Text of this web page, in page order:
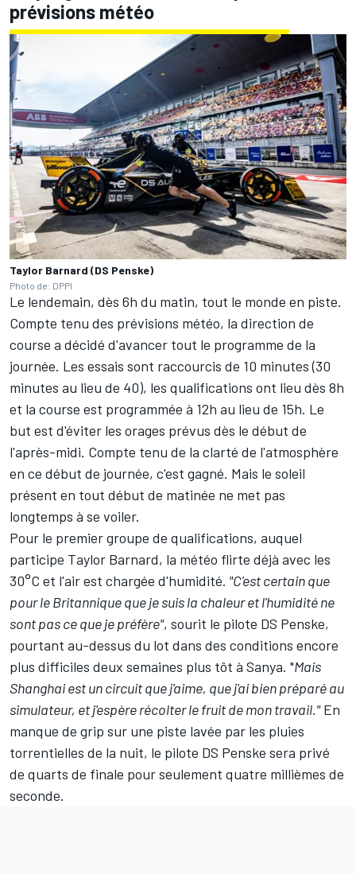
prévisions météo
Taylor Barnard (DS Penske)
Photo de: DPPI
Le lendemain, dès 6h du matin, tout le monde en piste.
Compte tenu des prévisions météo, la direction de
course a décidé d'avancer tout le programme de la
journée. Les essais sont raccourcis de 10 minutes (30
minutes au lieu de 40), les qualifications ont lieu dès 8h
et la course est programmée à 12h au lieu de 15h. Le
but est d'éviter les orages prévus dès le début de
l'après-midi. Compte tenu de la clarté de l'atmosphère
en ce début de journée, c'est gagné. Mais le soleil
présent en tout début de matinée ne met pas
longtemps à se voiler.
Pour le premier groupe de qualifications, auquel
participe Taylor Barnard, la météo flirte déjà avec les
30°C et l'air est chargée d'humidité. "C'est certain que
pour le Britannique que je suis la chaleur et l'humidité ne
sont pas ce que je préfère", sourit le pilote DS Penske,
pourtant au-dessus du lot dans des conditions encore
plus difficiles deux semaines plus tôt à Sanya. "Mais
Shanghai est un circuit que j'aime, que j'ai bien préparé au
simulateur, et j'espère récolter le fruit de mon travail."En
manque de grip sur une piste lavée par les pluies
torrentielles de la nuit, le pilote DS Penske sera privé
de quarts de finale pour seulement quatre millièmes de
seconde.